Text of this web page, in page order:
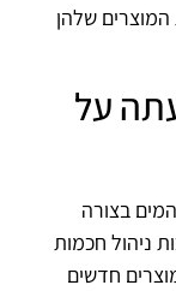
שלהן
על
בצורה
ניהול חכמות
חדשים